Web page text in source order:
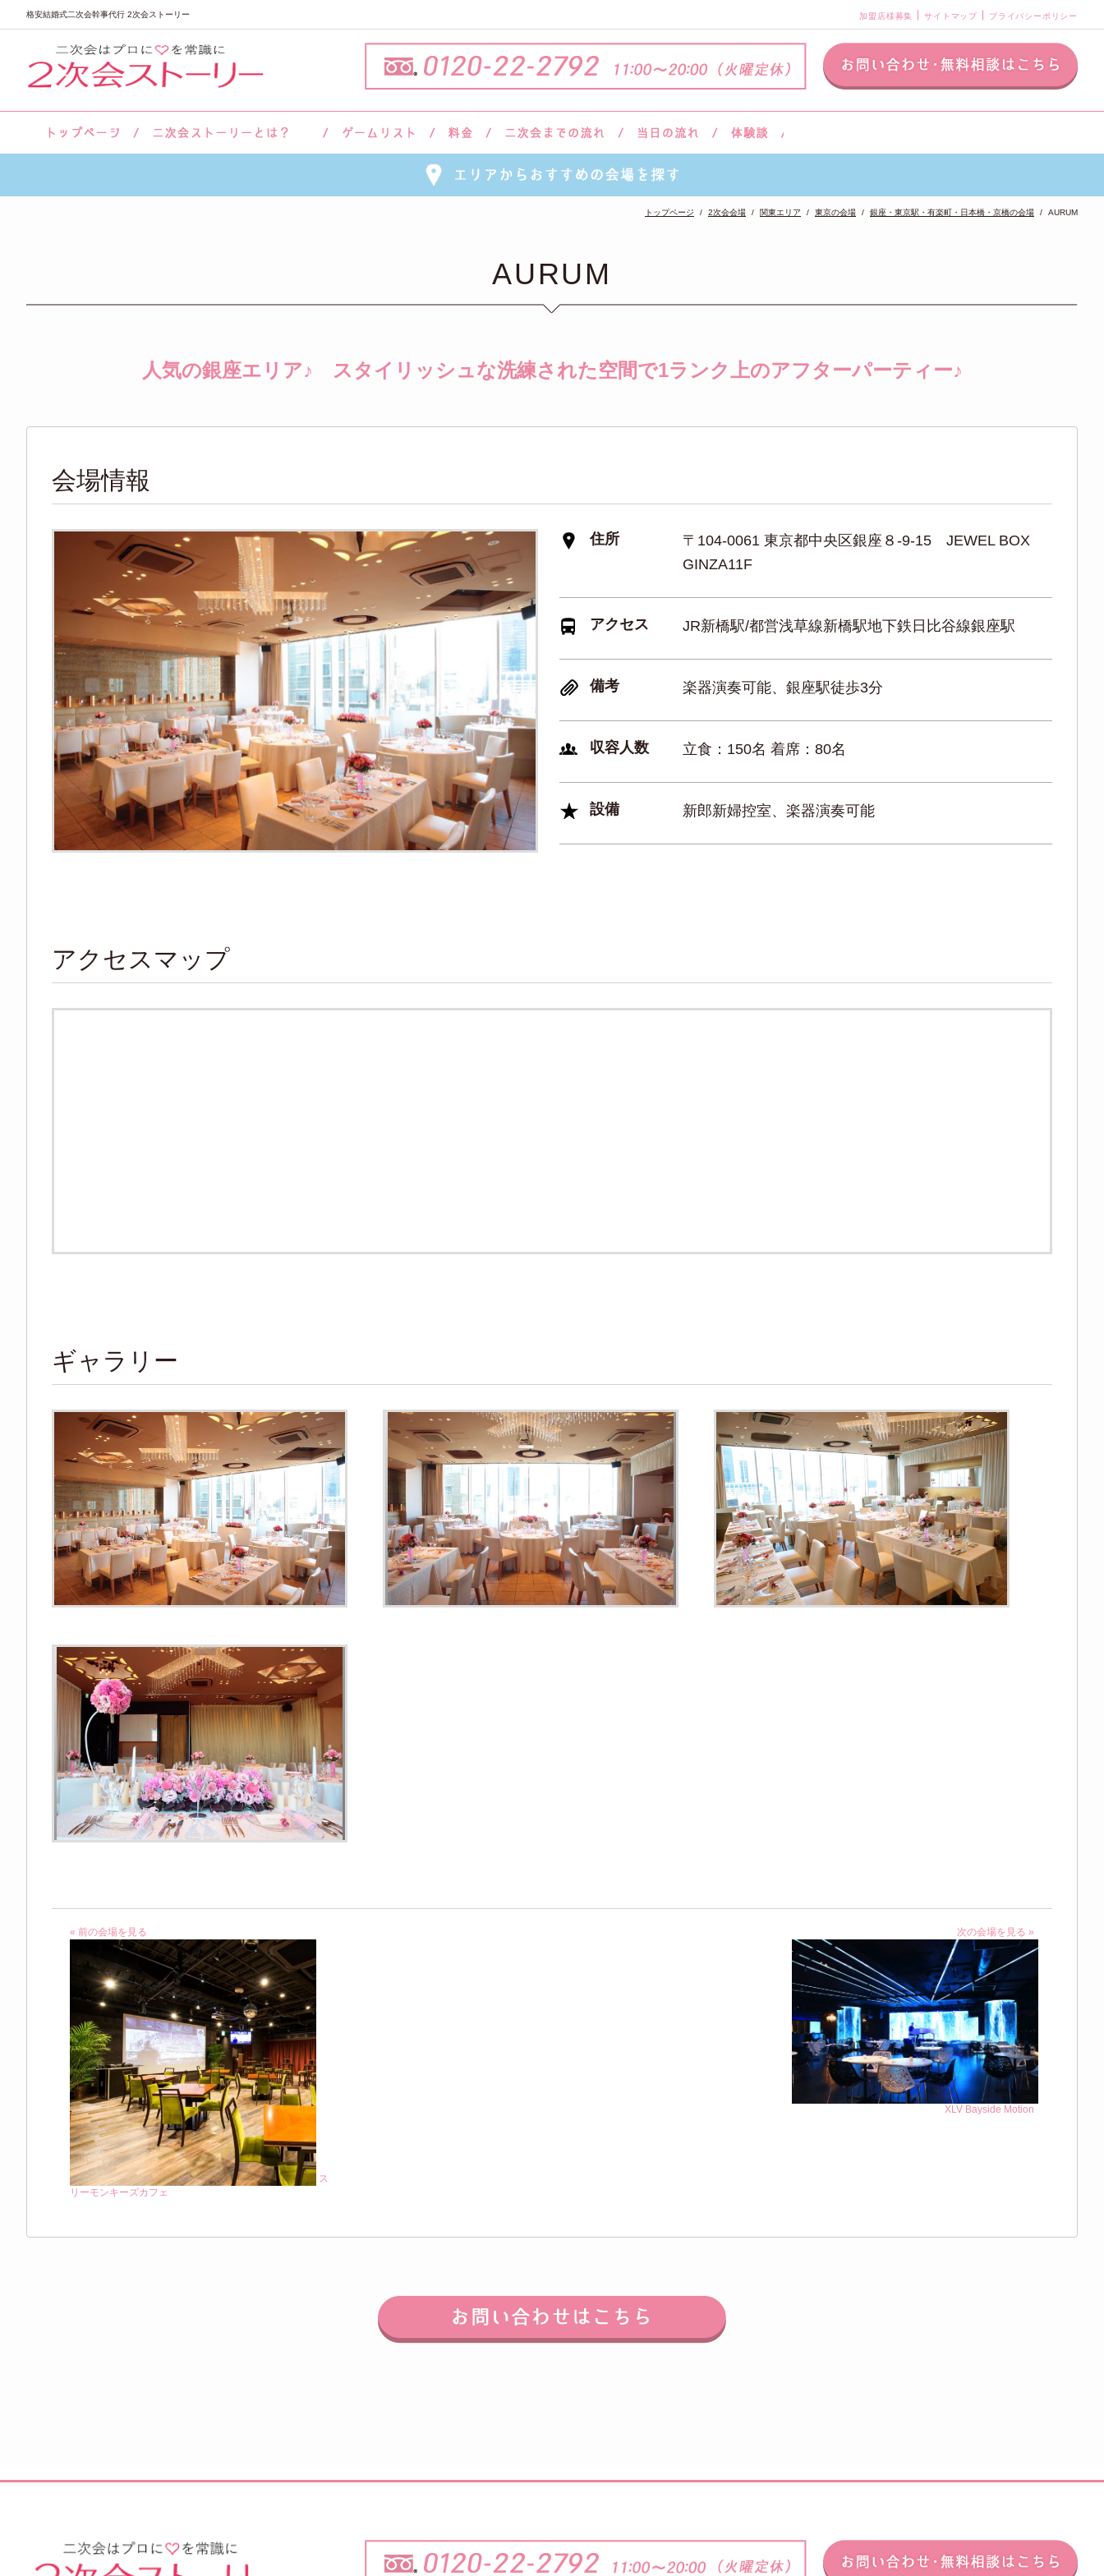
格安結婚式二次会幹事代行 2次会ストーリー 加盟店様募集 サイトマップ プライバシーポリシー
トップページ 2次会会場 関東エリア 東京の会場 銀座・東京駅・有楽町・日本橋・京橋の会場 AURUM
AURUM
人気の銀座エリア♪ スタイリッシュな洗練された空間で1ランク上のアフターパーティー♪
会場情報
住所
〒104-0061 東京都中央区銀座８-9-15 JEWEL BOX
GINZA11F
アクセス JR新橋駅/都営浅草線新橋駅地下鉄日比谷線銀座駅
備考 楽器演奏可能、銀座駅徒歩3分
収容人数 立食：150名 着席：80名
設備 新郎新婦控室、楽器演奏可能
アクセスマップ
ギャラリー
« 前の会場を見る
ス
リーモンキーズカフェ
次の会場を見る »
XLV Bayside Motion